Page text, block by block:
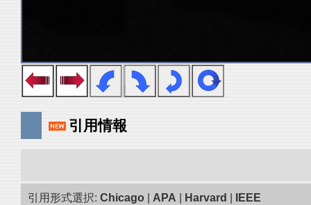
引用情報
引用形式選択: Chicago APA Harvard IEEE